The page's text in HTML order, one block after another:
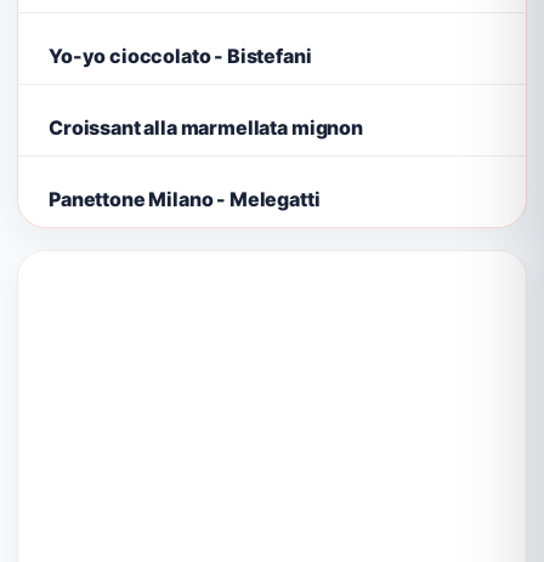
Yo-yo cioccolato - Bistefani
Croissant alla marmellata mignon
Panettone Milano - Melegatti